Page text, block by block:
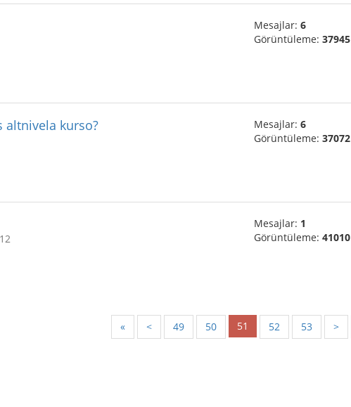
Mesajlar: 6
Görüntüleme: 37945
altnivela kurso? Mesajlar: 6
Görüntüleme: 37072
Mesajlar: 1
Görüntüleme: 41010
« < 49 50 51 52 53 >